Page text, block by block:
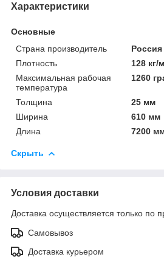
Характеристики
Основные
Страна производитель
Россия
Плотность
128 кг/
Максимальная рабочая
температура
1260
Толщина
25 мм
Ширина
610 мм
Длина
7200
Скрыть
Условия доставки
Доставка осуществляется только по
Самовывоз
Доставка курьером